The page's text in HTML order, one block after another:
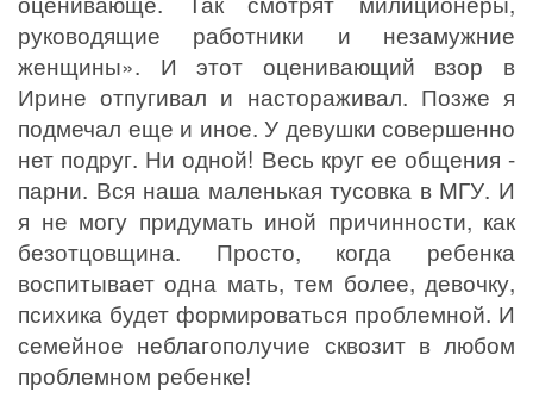
руководящие работники и незамужние
женщины». И этот оценивающий взор в
Ирине отпугивал и настораживал. Позже я
подмечал еще и иное. У девушки совершенно
нет подруг. Ни одной! Весь круг ее общения -
парни. Вся наша маленькая тусовка в МГУ. И
я не могу придумать иной причинности, как
безотцовщина. Просто, когда ребенка
воспитывает одна мать, тем более, девочку,
психика будет формироваться проблемной. И
семейное неблагополучие сквозит в любом
проблемном ребенке!